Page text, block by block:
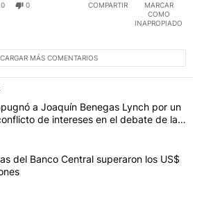
0 0 COMPARTIR
MARCAR
COMO
INAPROPIADO
CARGAR MÁS COMENTARIOS
artículos con más comentarios en los
con el título "Di Tullio impugnó a
a Joaquín Benegas Lynch por un
de intereses en el debate de la
con el título "Las reservas del Banco
del Banco Central superaron los US$